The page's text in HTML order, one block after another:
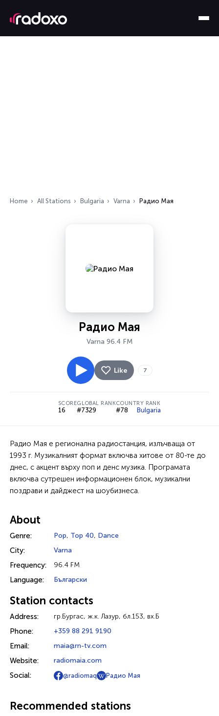
Home All Stations Bulgaria Varna Радио Мая
Радио Мая
Varna 96.4 FM
Like 7
SCORE
16
GLOBAL RANK
#7329
COUNTRY RANK
#78 Bulgaria
Радио Мая е регионална радиостанция, излъчваща от
1993 г. Музикалният формат включва хитове от 80-те до
днес, с акцент върху поп и денс музика. Програмата
включва сутрешен информационен блок, музикални
поздрави и дайджест на шоубизнеса.
About
Genre: Pop, Top 40, Dance
City: Varna
Frequency: 96.4 FM
Language: Български
Station contacts
Address: гр.Бургас, ж.к. Лазур, бл.153, вх.Б
Phone: +359 88 291 9190
Email: maia@rn-tv.com
Website: radiomaia.com
Social: @radiomaq Радио Мая
Recommended stations